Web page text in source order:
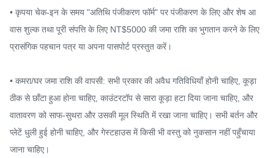
• कृपया चेक-इन के समय "अतिथि पंजीकरण फॉर्म" पर पंजीकरण के लिए और शेष आ
वास शुल्क तथा पूरी संपत्ति के लिए NT$5000 की जमा राशि का भुगतान करने के लिए
प्रासंगिक पहचान पत्र या अपना पासपोर्ट प्रस्तुत करें।
• कमरा/घर जमा राशि की वापसी: सभी प्रकार की अवैध गतिविधियाँ होनी चाहिए, कूड़ा
ठीक से छाँटा हुआ होना चाहिए, काउंटरटॉप से ​​​​सारा कूड़ा हटा दिया जाना चाहिए, और
वातावरण को साफ-सुथरा और उसकी मूल स्थिति में रखा जाना चाहिए। सभी बर्तन और
प्लेटें धुली हुई होनी चाहिए, और गेस्टहाउस में किसी भी वस्तु को नुकसान नहीं पहुँचाया
जाना चाहिए।